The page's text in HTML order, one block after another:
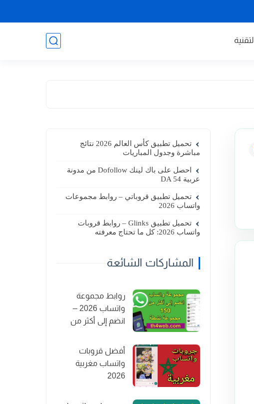
تحميل تطبيق كأس العالم 2026 نتائج
مباشرة وجدول المباريات
احصل على باك لينك Dofollow من مدونة
عربية DA 54
تحميل تطبيق قروباتي – روابط مجموعات
واتساب 2026
تحميل تطبيق Glinks – روابط قروبات
واتساب 2026: كل ما تحتاج معرفته
المشاركات الشائعة
روابط مجموعة
واتساب 2026 –
انضم إلى أكثر من
أفضل قروبات
واتساب مغربية
2026